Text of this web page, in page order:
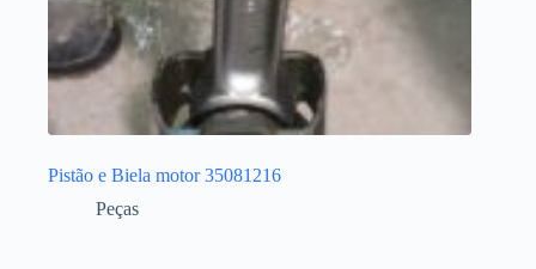
Pistão e Biela motor 35081216
Peças